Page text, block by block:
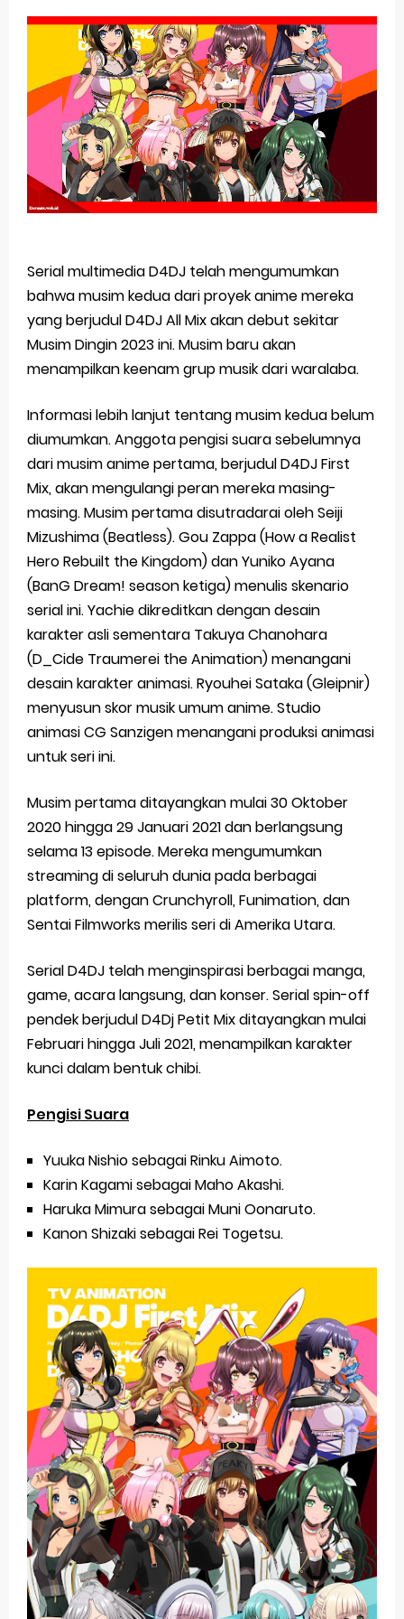
Basketball Project ZERO RISE Gets Anime
Jujutsu Kaisen Season 3 New Visual
The Case Book of Arne Reveals New Visual and Trailer
Cosmic Princess Kaguya! Upcoming Netflix Feature Anime
Made in Abyss: Mezameru Shinpi Anime Fall 2026
Serial multimedia D4DJ telah mengumumkan
bahwa musim kedua dari proyek anime mereka
yang berjudul D4DJ All Mix akan debut sekitar
Musim Dingin 2023 ini. Musim baru akan
menampilkan keenam grup musik dari waralaba.
Informasi lebih lanjut tentang musim kedua belum
diumumkan. Anggota pengisi suara sebelumnya
dari musim anime pertama, berjudul D4DJ First
Mix, akan mengulangi peran mereka masing-
masing.Musim pertama disutradarai oleh Seiji
Mizushima (Beatless). Gou Zappa (How a Realist
Hero Rebuilt the Kingdom) dan Yuniko Ayana
(BanG Dream! season ketiga) menulis skenario
serial ini. Yachie dikreditkan dengan desain
karakter asli sementara Takuya Chanohara
(D_Cide Traumerei the Animation) menangani
desain karakter animasi. Ryouhei Sataka (Gleipnir)
menyusun skor musik umum anime. Studio
animasi CG Sanzigen menangani produksi animasi
untuk seri ini.
Musim pertama ditayangkan mulai 30 Oktober
2020 hingga 29 Januari 2021 dan berlangsung
selama 13 episode. Mereka mengumumkan
streaming di seluruh dunia pada berbagai
platform, dengan Crunchyroll, Funimation, dan
Sentai Filmworks merilis seri di Amerika Utara.
Serial D4DJ telah menginspirasi berbagai manga,
game, acara langsung, dan konser. Serial spin-off
pendek berjudul D4Dj Petit Mix ditayangkan mulai
Februari hingga Juli 2021, menampilkan karakter
kunci dalam bentuk chibi.
Pengisi Suara
Yuuka Nishio sebagai Rinku Aimoto.
Karin Kagami sebagai Maho Akashi.
Haruka Mimura sebagai Muni Oonaruto.
Kanon Shizaki sebagai Rei Togetsu.